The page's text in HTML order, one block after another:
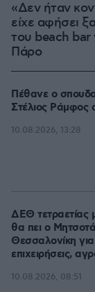
«Δεν ήταν
είχε αφήσει
του beach bar
Πάρο
Πέθανε ο
Στέλιος Ράμφος
10.08.2026, 13:28
ΔΕΘ τετραετίας
θα πει ο
Θεσσαλονίκη
επιχειρήσεις,
10.08.2026, 08:51